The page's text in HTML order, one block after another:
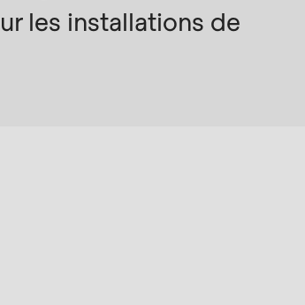
les installations de